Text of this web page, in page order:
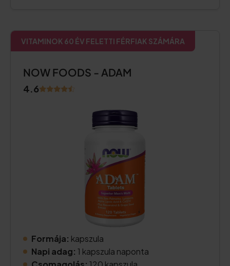
VITAMINOK 60 ÉV FELETTI FÉRFIAK SZÁMÁRA
NOW FOODS - ADAM
4.6
Formája: kapszula
Napi adag: 1 kapszula naponta